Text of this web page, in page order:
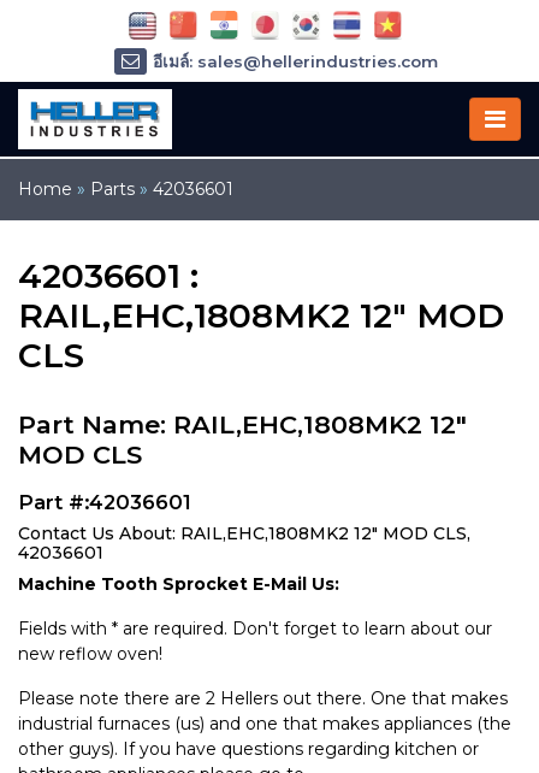
Home » Parts » 42036601
42036601 :
RAIL,EHC,1808MK2 12" MOD
CLS
Part Name: RAIL,EHC,1808MK2 12"
MOD CLS
Part #:42036601
Contact Us About: RAIL,EHC,1808MK2 12" MOD CLS,
42036601
Machine Tooth Sprocket E-Mail Us:
Fields with * are required. Don't forget to learn about our
new reflow oven!
Please note there are 2 Hellers out there. One that makes
industrial furnaces (us) and one that makes appliances (the
other guys). If you have questions regarding kitchen or
อีเมล์: sales@hellerindustries.com
อีเมล์: service@hellerindustries.com
โทรศัพท์ :